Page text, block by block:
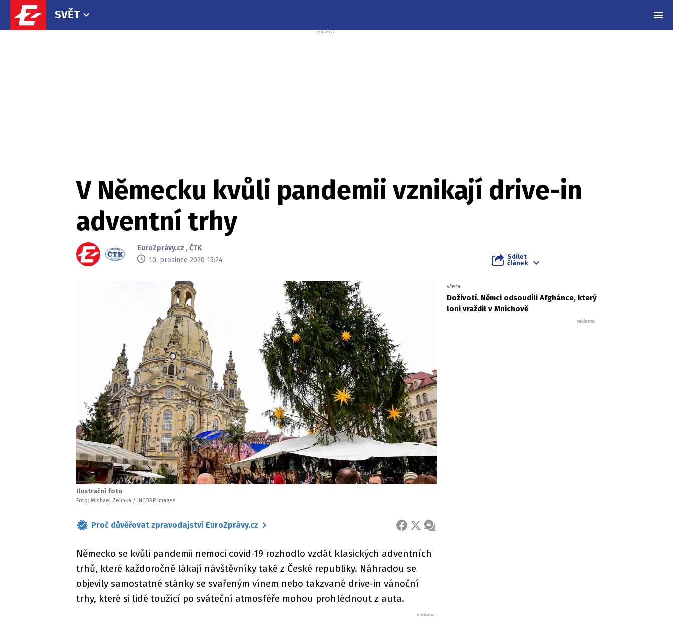
SVĚT
V Německu kvůli pandemii vznikají drive-in
adventní trhy
EuroZprávy.cz ,ČTK
10. prosince 2020 15:24
Sdílet
článek
Ilustrační foto
Foto: Michael Zelinka / INCORP images
Proč důvěřovat zpravodajství EuroZprávy.cz FACEBOOK
X ZPRÁVA
Německo se kvůli pandemii nemoci covid-19 rozhodlo vzdát klasických adventních
trhů, které každoročně lákají návštěvníky také z České republiky. Náhradou se
objevily samostatné stánky se svařeným vínem nebo takzvané drive-in vánoční
trhy, které si lidé toužící po sváteční atmosféře mohou prohlédnout z auta.
včera
Doživotí. Němci odsoudili Afghánce, který
loni vraždil v Mnichově